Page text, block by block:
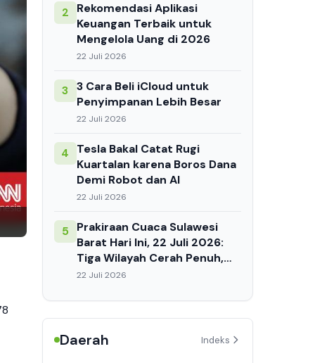
2 Rekomendasi Aplikasi
Keuangan Terbaik untuk
Mengelola Uang di 2026
22 Juli 2026
3
3 Cara Beli iCloud untuk
Penyimpanan Lebih Besar
22 Juli 2026
4 Tesla Bakal Catat Rugi
Kuartalan karena Boros Dana
Demi Robot dan AI
22 Juli 2026
5 Prakiraan Cuaca Sulawesi
Barat Hari Ini, 22 Juli 2026:
Tiga Wilayah Cerah Penuh,
Suhu Capai 32°C, Waspada
22 Juli 2026
Daerah Indeks